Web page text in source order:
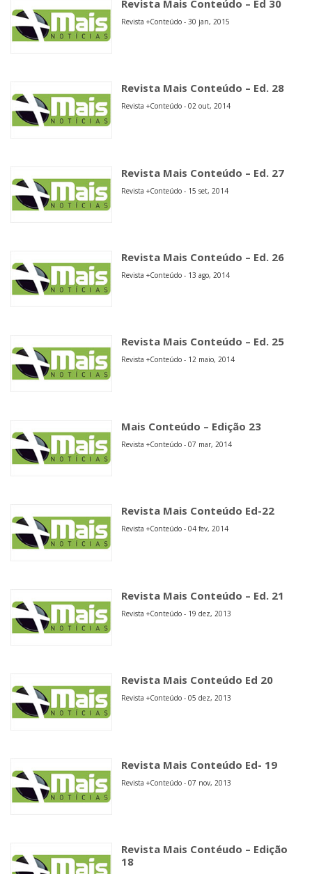
Revista Mais Conteúdo – Ed 30
Revista +Conteúdo - 30 jan, 2015
Revista Mais Conteúdo – Ed. 28
Revista +Conteúdo - 02 out, 2014
Revista Mais Conteúdo – Ed. 27
Revista +Conteúdo - 15 set, 2014
Revista Mais Conteúdo – Ed. 26
Revista +Conteúdo - 13 ago, 2014
Revista Mais Conteúdo – Ed. 25
Revista +Conteúdo - 12 maio, 2014
Mais Conteúdo – Edição 23
Revista +Conteúdo - 07 mar, 2014
Revista Mais Conteúdo Ed-22
Revista +Conteúdo - 04 fev, 2014
Revista Mais Conteúdo – Ed. 21
Revista +Conteúdo - 19 dez, 2013
Revista Mais Conteúdo Ed 20
Revista +Conteúdo - 05 dez, 2013
Revista Mais Conteúdo Ed- 19
Revista +Conteúdo - 07 nov, 2013
Revista Mais Contéudo – Edição
18